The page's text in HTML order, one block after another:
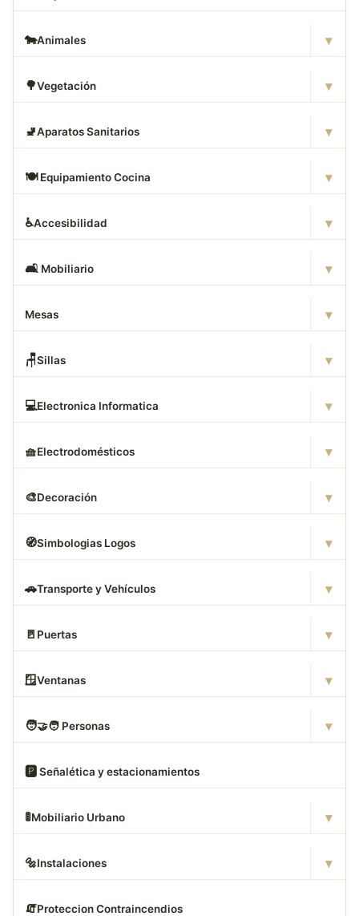
🐄Animales ▾
🌳Vegetación ▾
🚽Aparatos Sanitarios ▾
🍽️ Equipamiento Cocina ▾
♿Accesibilidad ▾
🛋 ️ Mobiliario ▾
Mesas ▾
🪑Sillas ▾
💻Electronica Informatica ▾
🧺Electrodomésticos ▾
🎨Decoración ▾
🧭Simbologias Logos ▾
🚗Transporte y Vehículos ▾
🚪 Puertas ▾
🪟Ventanas ▾
🧑‍🤝‍🧑 Personas ▾
🅿️ Señalética y estacionamientos
🚦Mobiliario Urbano ▾
🔩Instalaciones ▾
🧯Proteccion Contraincendios